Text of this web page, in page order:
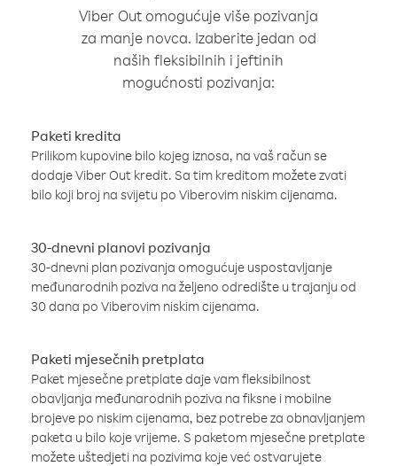
Viber Out omogućuje više pozivanja
za manje novca. Izaberite jedan od
naših fleksibilnih i jeftinih
mogućnosti pozivanja:
Paketi kredita
Prilikom kupovine bilo kojeg iznosa, na vaš račun se
dodaje Viber Out kredit. Sa tim kreditom možete zvati
bilo koji broj na svijetu po Viberovim niskim cijenama.
30-dnevni planovi pozivanja
30-dnevni plan pozivanja omogućuje uspostavljanje
međunarodnih poziva na željeno odredište u trajanju od
30 dana po Viberovim niskim cijenama.
Paketi mjesečnih pretplata
Paket mjesečne pretplate daje vam fleksibilnost
obavljanja međunarodnih poziva na fiksne i mobilne
brojeve po niskim cijenama, bez potrebe za obnavljanjem
paketa u bilo koje vrijeme. S paketom mjesečne pretplate
možete uštedjeti na pozivima koje već ostvarujete